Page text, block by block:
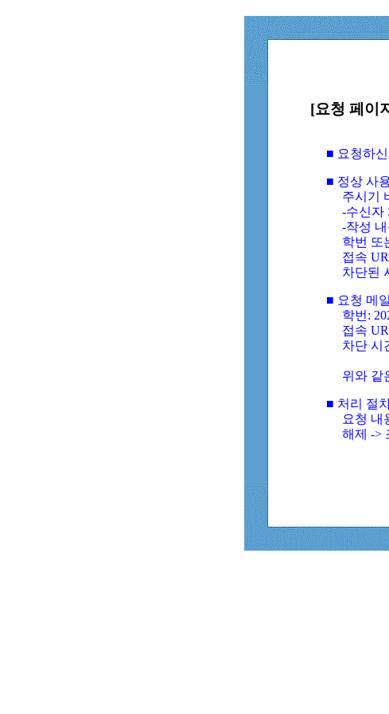
[요청 페이
■ 요청하
■ 정상 사
주시기
-수신자
-작성
학번 또
접속
차단된
■ 요청 메
학번:
접속
차단 시
위와 같
■ 처리 절
요청 내
해제 ->